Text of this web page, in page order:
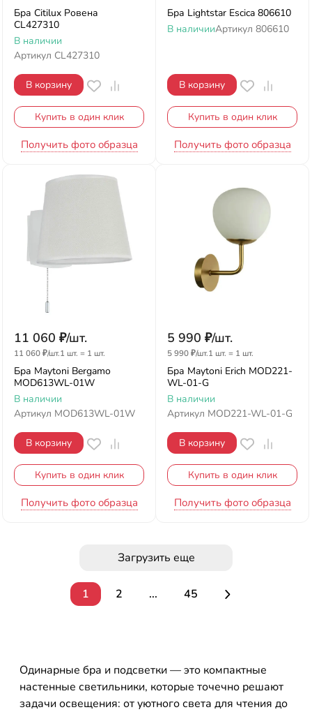
Бра Citilux Ровена
CL427310
В наличии
Артикул CL427310
В корзину
Купить в один клик
Получить фото образца
Бра Lightstar Escica 806610
В наличииАртикул 806610
В корзину
Купить в один клик
Получить фото образца
11 060 ₽/шт.
11 060₽/шт.1 шт. = 1 шт.
Бра Maytoni Bergamo
MOD613WL-01W
В наличии
Артикул MOD613WL-01W
В корзину
Купить в один клик
Получить фото образца
5 990 ₽/шт.
5 990₽/шт.1 шт. = 1 шт.
Бра Maytoni Erich MOD221-
WL-01-G
В наличии
Артикул MOD221-WL-01-G
В корзину
Купить в один клик
Получить фото образца
Загрузить еще
1 2 ... 45
Одинарные бра и подсветки — это компактные
настенные светильники, которые точечно решают
задачи освещения: от уютного света для чтения до